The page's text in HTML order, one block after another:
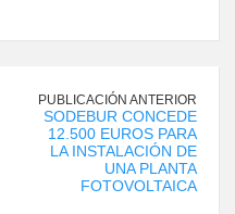
PUBLICACIÓN ANTERIOR
SODEBUR CONCEDE
12.500 EUROS PARA
LA INSTALACIÓN DE
UNA PLANTA
FOTOVOLTAICA